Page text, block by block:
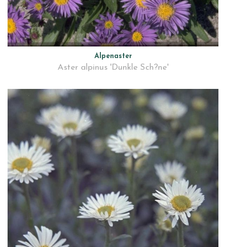
Alpenaster
Aster alpinus 'Dunkle Sch?ne'